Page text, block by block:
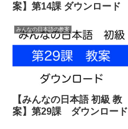
案】第14課 ダウンロード
みんなの日本語の教案
【みんなの日本語 初級 教
案】第29課 ダウンロード